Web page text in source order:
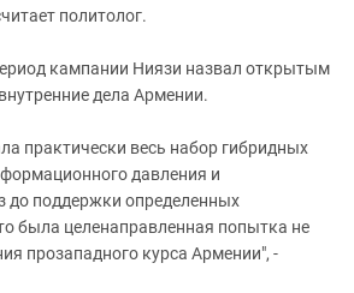
политолог.
кампании Ниязи назвал открытым
дела Армении.
практически весь набор гибридных
давления и
до поддержки определенных
была целенаправленная попытка не
прозападного курса Армении", -